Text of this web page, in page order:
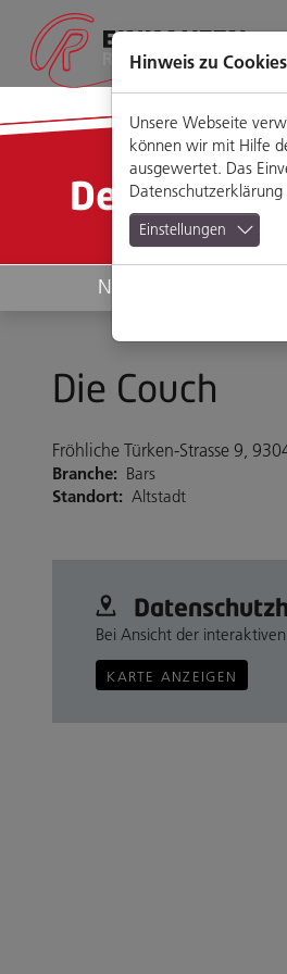
Seiteninhalt
Hauptmenü
Footermenü
Website-
Suche
News
Die Couch
Fröhliche Türken-Strasse 9,
Branche: Bars
Standort: Altstadt
Bei Ansicht der
KARTE ANZEIGEN
Hinweis zu Cookies
Unsere Webseite
können wir mit Hilfe
ausgewertet. Das
Datenschutzerklärung
Einstellungen